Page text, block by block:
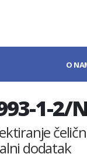
O
1-2/
dodatak